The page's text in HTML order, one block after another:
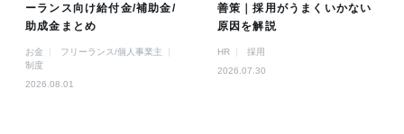
ーランス向け給付金/補助金/
助成金まとめ
お金
フリーランス/個人事業主
制度
2026.08.01
善策｜採用がうまくいかない
原因を解説
HR
採用
2026.07.30